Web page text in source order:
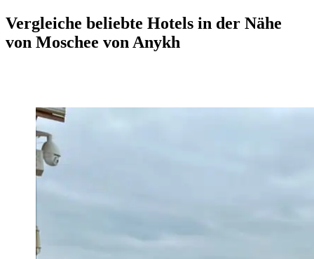
Vergleiche beliebte Hotels in der Nähe
von Moschee von Anykh